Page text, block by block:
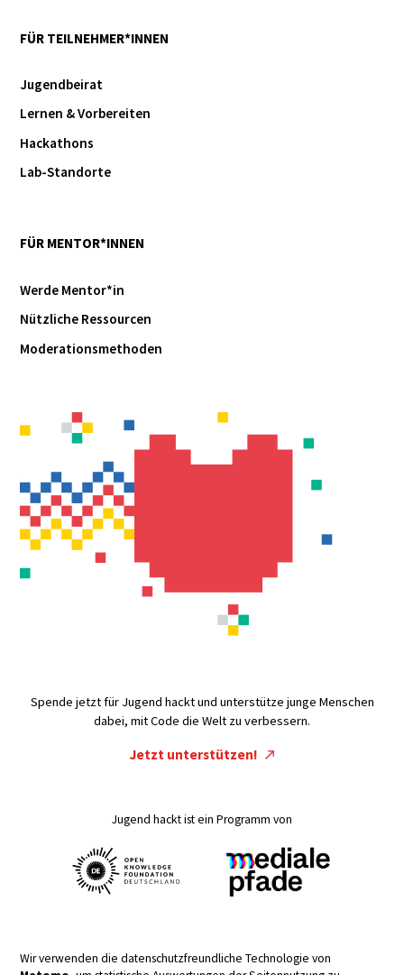
FÜR TEILNEHMER*INNEN
Jugendbeirat
Lernen & Vorbereiten
Hackathons
Lab-Standorte
FÜR MENTOR*INNEN
Werde Mentor*in
Nützliche Ressourcen
Moderationsmethoden
Spende jetzt für Jugend hackt und unterstütze junge Menschen
dabei, mit Code die Welt zu verbessern.
Jetzt unterstützen!
Jugend hackt ist ein Programm von
Wir verwenden die datenschutzfreundliche Technologie von